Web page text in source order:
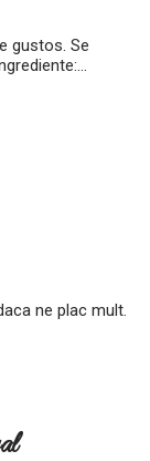
gustos. Se
ne plac mult.